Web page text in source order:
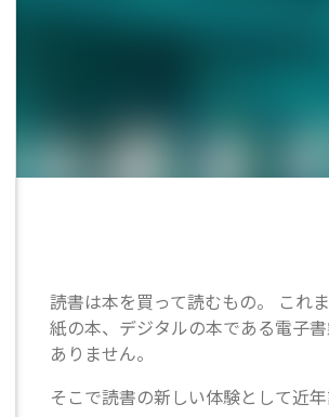
読書は本を買って読むもの。 これ
紙の本、デジタルの本である電子
ありません。
そこで読書の新しい体験として近年